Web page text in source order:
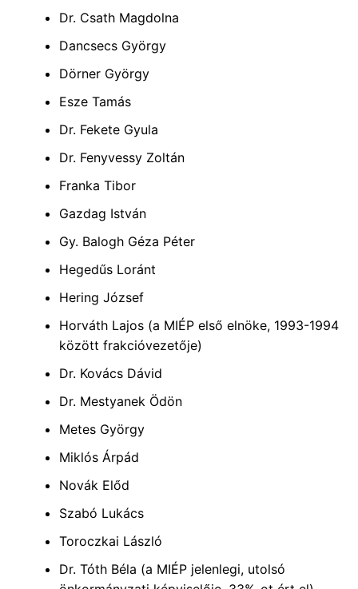
Dr. Csath Magdolna
Dancsecs György
Dörner György
Esze Tamás
Dr. Fekete Gyula
Dr. Fenyvessy Zoltán
Franka Tibor
Gazdag István
Gy. Balogh Géza Péter
Hegedűs Loránt
Hering József
Horváth Lajos (a MIÉP első elnöke, 1993-1994
között frakcióvezetője)
Dr. Kovács Dávid
Dr. Mestyanek Ödön
Metes György
Miklós Árpád
Novák Előd
Szabó Lukács
Toroczkai László
Dr. Tóth Béla (a MIÉP jelenlegi, utolsó